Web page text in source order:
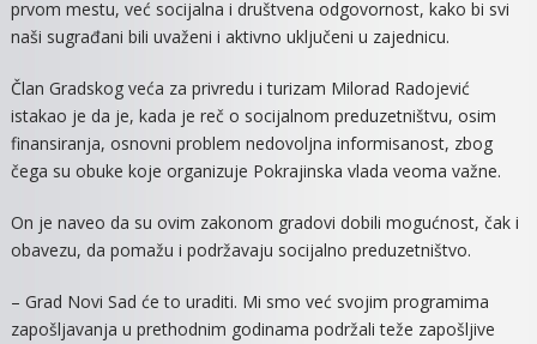
prvom mestu, već socijalna i društvena odgovornost, kako bi svi
naši sugrađani bili uvaženi i aktivno uključeni u zajednicu.
Član Gradskog veća za privredu i turizam Milorad Radojević
istakao je da je, kada je reč o socijalnom preduzetništvu, osim
finansiranja, osnovni problem nedovoljna informisanost, zbog
čega su obuke koje organizuje Pokrajinska vlada veoma važne.
On je naveo da su ovim zakonom gradovi dobili mogućnost, čak i
obavezu, da pomažu i podržavaju socijalno preduzetništvo.
– Grad Novi Sad će to uraditi. Mi smo već svojim programima
zapošljavanja u prethodnim godinama podržali teže zapošljive